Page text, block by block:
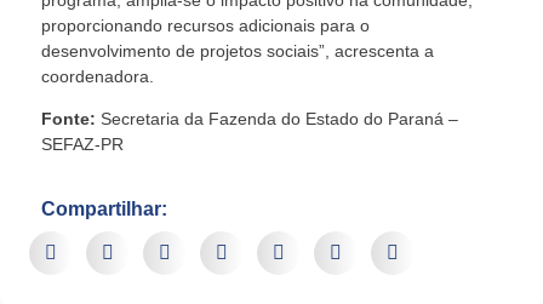
proporcionando recursos adicionais para o
desenvolvimento de projetos sociais”, acrescenta a
coordenadora.
Fonte: Secretaria da Fazenda do Estado do Paraná –
SEFAZ-PR
Compartilhar: